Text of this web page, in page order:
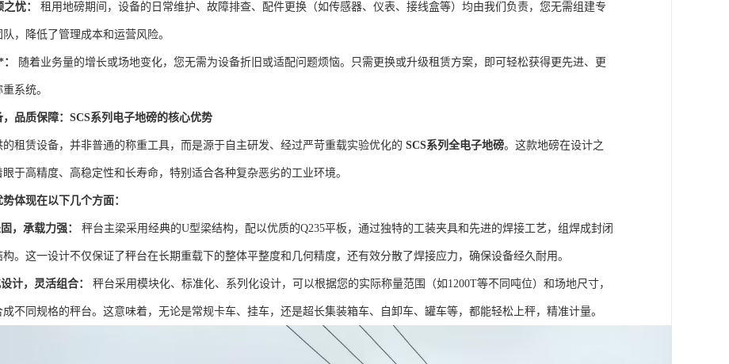
忧： 租用地磅期间，设备的日常维护、故障排查、配件更换（如传感器、仪表、接线盒等）均由我们负责，您无需组建专
，降低了管理成本和运营风险。
随着业务量的增长或场地变化，您无需为设备折旧或适配问题烦恼。只需更换或升级租赁方案，即可轻松获得更先进、更
系统。
，品质保障：SCS系列电子地磅的核心优势
的租赁设备，并非普通的称重工具，而是源于自主研发、经过严苛重载实验优化的 SCS系列全电子地磅。这款地磅在设计之
于高精度、高稳定性和长寿命，特别适合各种复杂恶劣的工业环境。
体现在以下几个方面：
，承载力强： 秤台主梁采用经典的U型梁结构，配以优质的Q235平板，通过独特的工装夹具和先进的焊接工艺，组焊成封闭
构。这一设计不仅保证了秤台在长期重载下的整体平整度和几何精度，还有效分散了焊接应力，确保设备经久耐用。
计，灵活组合： 秤台采用模块化、标准化、系列化设计，可以根据您的实际称量范围（如1200T等不同吨位）和场地尺寸，
成不同规格的秤台。这意味着，无论是常规卡车、挂车，还是超长集装箱车、自卸车、罐车等，都能轻松上秤，精准计量。